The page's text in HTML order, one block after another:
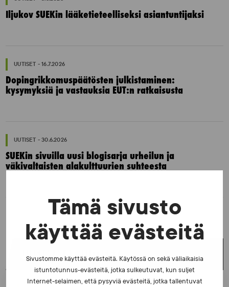
Tämä sivusto
käyttää evästeitä
Sivustomme käyttää evästeitä. Käytössä on sekä väliaikaisia
istuntotunnus-evästeitä, jotka sulkeutuvat, kun suljet
Internet-selaimen, että pysyviä evästeitä, jotka tallentuvat
Iljukov SUEKin lääketieteelliseksi asiantuntijaksi
UUTISET - 16.7.2026
Dopingrikkomuspäätösten julkistaminen:
kysymyksiä ja vastauksia EUT:n ratkaisusta
UUTISET - 30.6.2026
SUEKin sivuilla uusi blogisarja urheilun ja
väkivaltaisten alakulttuurien suhteesta
UUSIMMAT UUTISET